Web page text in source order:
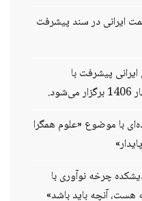
ایرانی در سند پیشرفت
پیشرفت با
با موضوع «علوم همگرا
چرخه نوآوری با
آنچه باید باشد»